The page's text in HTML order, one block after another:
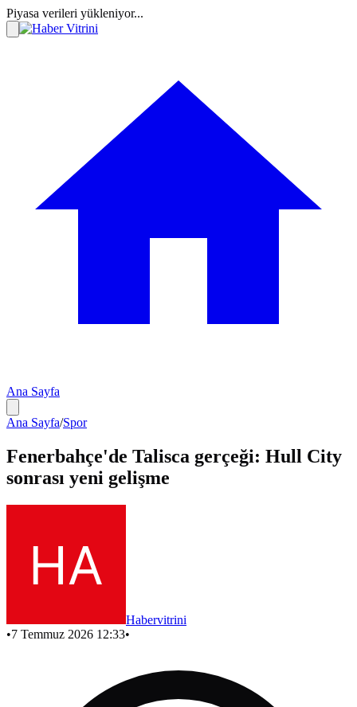
Piyasa verileri yükleniyor...
Ana Sayfa
Ana Sayfa/Spor
Fenerbahçe'de Talisca gerçeği: Hull City
sonrası yeni gelişme
Habervitrini
•7 Temmuz 2026 12:33•